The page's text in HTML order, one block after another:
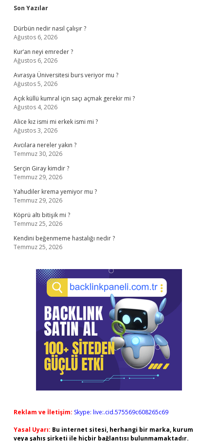
Sidebar
Son Yazılar
Dürbün nedir nasıl çalışır ?
Ağustos 6, 2026
Kur’an neyi emreder ?
Ağustos 6, 2026
Avrasya Üniversitesi burs veriyor mu ?
Ağustos 5, 2026
Açık küllü kumral için saçı açmak gerekir mi ?
Ağustos 4, 2026
Alice kız ismi mi erkek ismi mi ?
Ağustos 3, 2026
Avcılara nereler yakın ?
Temmuz 30, 2026
Serçin Giray kimdir ?
Temmuz 29, 2026
Yahudiler krema yemiyor mu ?
Temmuz 29, 2026
Köprü altı bitişik mi ?
Temmuz 25, 2026
Kendini beğenmeme hastalığı nedir ?
Temmuz 25, 2026
Reklam ve İletişim: Skype: live:.cid.575569c608265c69
Yasal Uyarı: Bu internet sitesi, herhangi bir marka, kurum
veya şahıs şirketi ile hiçbir bağlantısı bulunmamaktadır.